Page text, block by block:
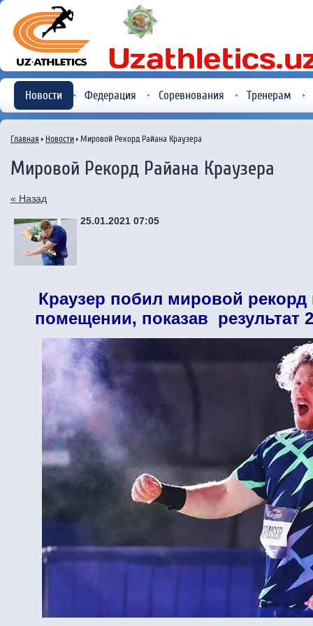
Новости Федерация Соревнования Тренерам
Главная Новости Мировой Рекорд Райана Краузера
Мировой Рекорд Райана Краузера
« Назад
25.01.2021 07:05
Краузер побил мировой рекорд
помещении, показав результат